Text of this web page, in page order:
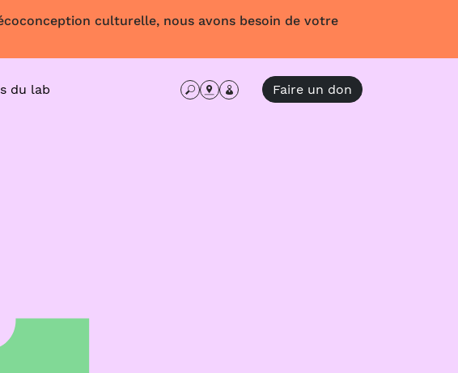
culturelle, nous avons besoin de votre
du lab Faire un don